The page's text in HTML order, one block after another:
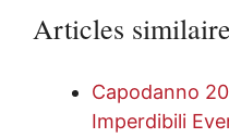
Articles
Capodanno
Imperdibili